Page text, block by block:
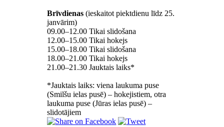
Brīvdienas (ieskaitot piektdienu līdz 25.
janvārim)
09.00–12.00 Tikai slidošana
12.00–15.00 Tikai hokejs
15.00–18.00 Tikai slidošana
18.00–21.00 Tikai hokejs
21.00–21.30 Jauktais laiks*
*Jauktais laiks: viena laukuma puse
(Smilšu ielas pusē) – hokejistiem, otra
laukuma puse (Jūras ielas pusē) –
slidotājiem